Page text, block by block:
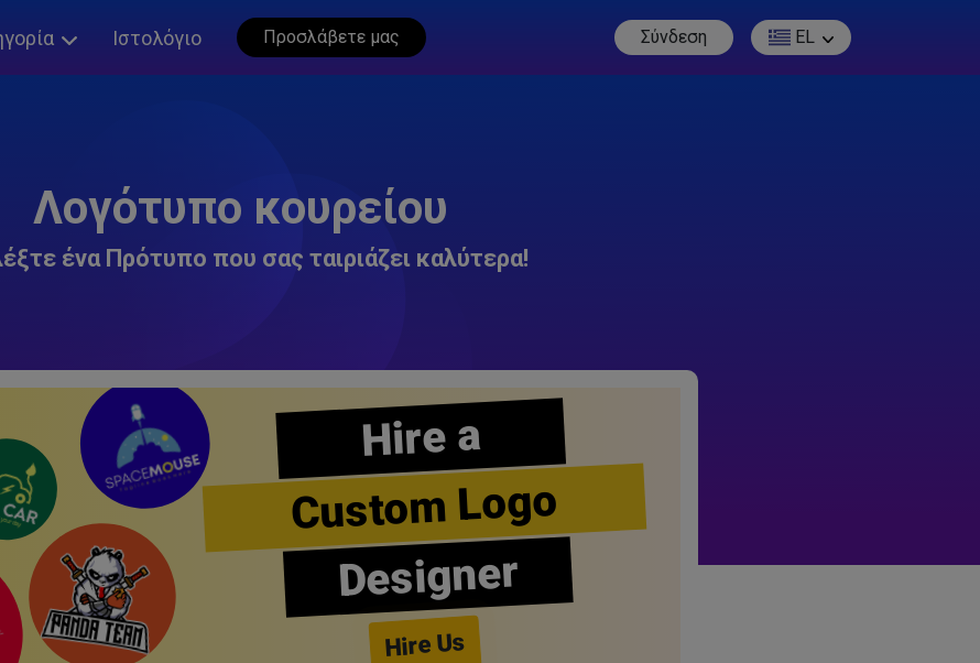
Ιστολόγιο Προσλάβετε μας Σύνδεση EL
Λογότυπο κουρείου
ένα Πρότυπο που σας ταιριάζει καλύτερα!
Hire a
Custom Logo
Designer
Hire Us